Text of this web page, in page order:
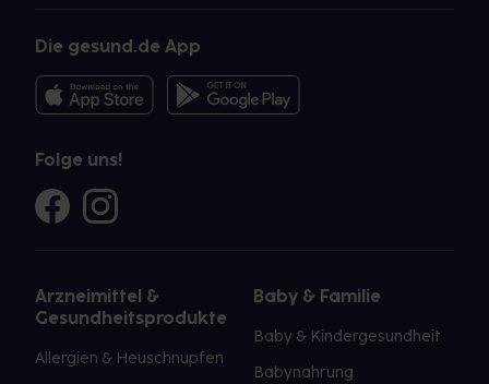
Die gesund.de App
Folge uns!
Arzneimittel &
Gesundheitsprodukte
Allergien & Heuschnupfen
Baby & Familie
Baby & Kindergesundheit
Babynahrung